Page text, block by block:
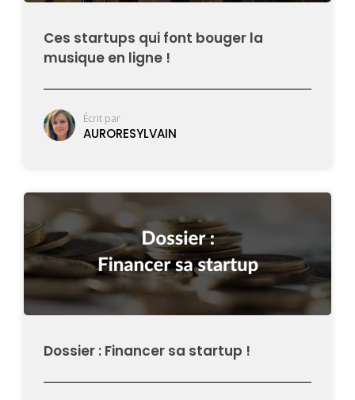
Ces startups qui font bouger la
musique en ligne !
Écrit par
AURORESYLVAIN
Dossier : Financer sa startup !